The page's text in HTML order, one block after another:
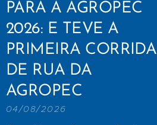
PARA A AGROPEC
2026: E TEVE A
PRIMEIRA CORRIDA
DE RUA DA
AGROPEC
04/08/2026